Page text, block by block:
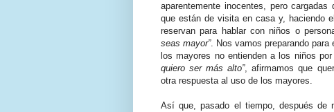
aparentemente inocentes, pero
que están de visita en casa y, haciendo
reservan para hablar con niños o
seas mayor”. Nos vamos preparando
los mayores no entienden a los niños
quiero ser más alto”, afirmamos que
otra respuesta al uso de los mayores.
Así que, pasado el tiempo, después de